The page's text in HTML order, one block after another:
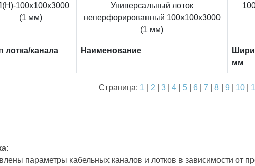
100x100x3000
(1 мм)
Универсальный лоток
неперфорированный 100x100x3000
(1 мм)
лотка/канала Наименование
мм
Страница: 1 2 3| 4| 5| 6 7 8| 9 10|
параметры кабельных каналов и лотков в зависимости от